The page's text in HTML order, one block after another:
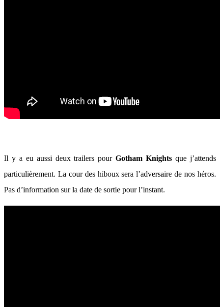
Il y a eu aussi deux trailers pourGotham Knights que j’attends
particulièrement. La cour des hiboux sera l’adversaire de nos héros.
Pas d’information sur la date de sortie pour l’instant.